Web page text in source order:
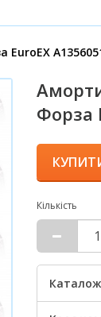
Форза
Кількість